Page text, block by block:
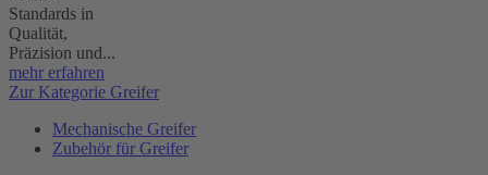
Standards in
Qualität,
Präzision und...
mehr erfahren
Zur Kategorie Greifer
Mechanische Greifer
Zubehör für Greifer